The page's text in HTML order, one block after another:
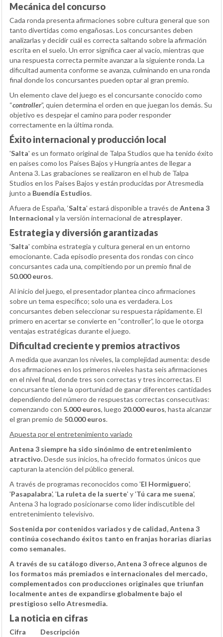
Mecánica del concurso
Cada ronda presenta afirmaciones sobre cultura general que son
tanto divertidas como engañosas. Los concursantes deben
analizarlas y decidir cuál es correcta saltando sobre la afirmación
escrita en el suelo. Un error significa caer al vacío, mientras que
una respuesta correcta permite avanzar a la siguiente ronda. La
dificultad aumenta conforme se avanza, culminando en una ronda
final donde los concursantes pueden optar al gran premio.
Un elemento clave del juego es el concursante conocido como
“controller”, quien determina el orden en que juegan los demás. Su
objetivo es despejar el camino para poder responder
correctamente en la última ronda.
Éxito internacional y producción local
'Salta' es un formato original de Talpa Studios que ha tenido éxito
en países como los Países Bajos y Hungría antes de llegar a
Antena 3. Las grabaciones se realizaron en el hub de Talpa
Studios en los Países Bajos y están producidas por Atresmedia
junto a Buendía Estudios.
Afuera de España, ‘Salta' estará disponible a través deAntena 3
Internacional y la versión internacional de atresplayer.
Estrategia y diversión garantizadas
'Salta' combina estrategia y cultura general en un entorno
emocionante. Cada episodio presenta dos rondas con cinco
concursantes cada una, compitiendo por un premio final de
50.000 euros.
Al inicio del juego, el presentador plantea cinco afirmaciones
sobre un tema específico; solo una es verdadera. Los
concursantes deben seleccionar su respuesta rápidamente. El
primero en acertar se convierte en “controller”, lo que le otorga
ventajas estratégicas durante el juego.
Dificultad creciente y premios atractivos
A medida que avanzan los niveles, la complejidad aumenta: desde
dos afirmaciones en los primeros niveles hasta seis afirmaciones
en el nivel final, donde tres son correctas y tres incorrectas. El
concursante tiene la oportunidad de ganar diferentes cantidades
dependiendo del número de respuestas correctas consecutivas:
comenzando con 5.000 euros, luego 20.000 euros, hasta alcanzar
el gran premio de 50.000 euros.
Apuesta por el entretenimiento variado
Antena 3 siempre ha sido sinónimo de entretenimiento
atractivo.Desde sus inicios, ha ofrecido formatos únicos que
capturan la atención del público general.
A través de programas reconocidos como 'El Hormiguero',
'Pasapalabra', 'La ruleta de la suerte' y 'Tú cara me suena',
Antena 3 ha logrado posicionarse como líder indiscutible del
entretenimiento televisivo.
Sostenida por contenidos variados y de calidad, Antena 3
continúa cosechando éxitos tanto en franjas horarias diarias
como semanales.
A través de su catálogo diverso, Antena 3 ofrece algunos de
los formatos más premiados e internacionales del mercado,
complementados con producciones originales que triunfan
localmente antes de expandirse globalmente bajo el
prestigioso sello Atresmedia.
La noticia en cifras
Cifra
Descripción